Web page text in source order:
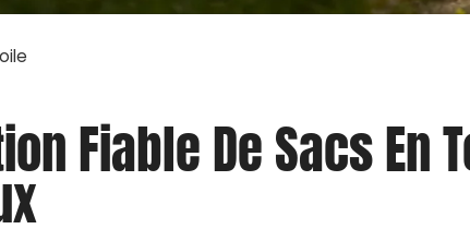
Fiable De Sacs En